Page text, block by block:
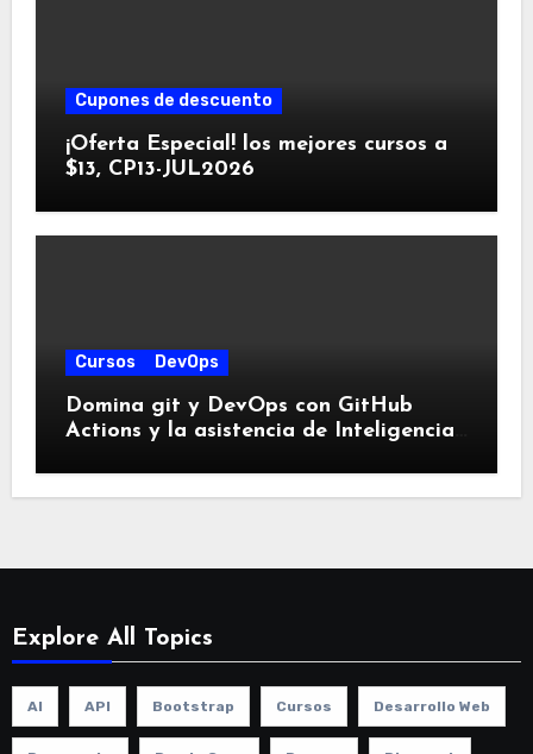
Cupones de descuento
¡Oferta Especial! los mejores cursos a
$13, CP13-JUL2026
Cursos DevOps
Domina git y DevOps con GitHub
Actions y la asistencia de Inteligencia
con este Curso Práctico
Explore All Topics
AI API Bootstrap Cursos Desarrollo Web